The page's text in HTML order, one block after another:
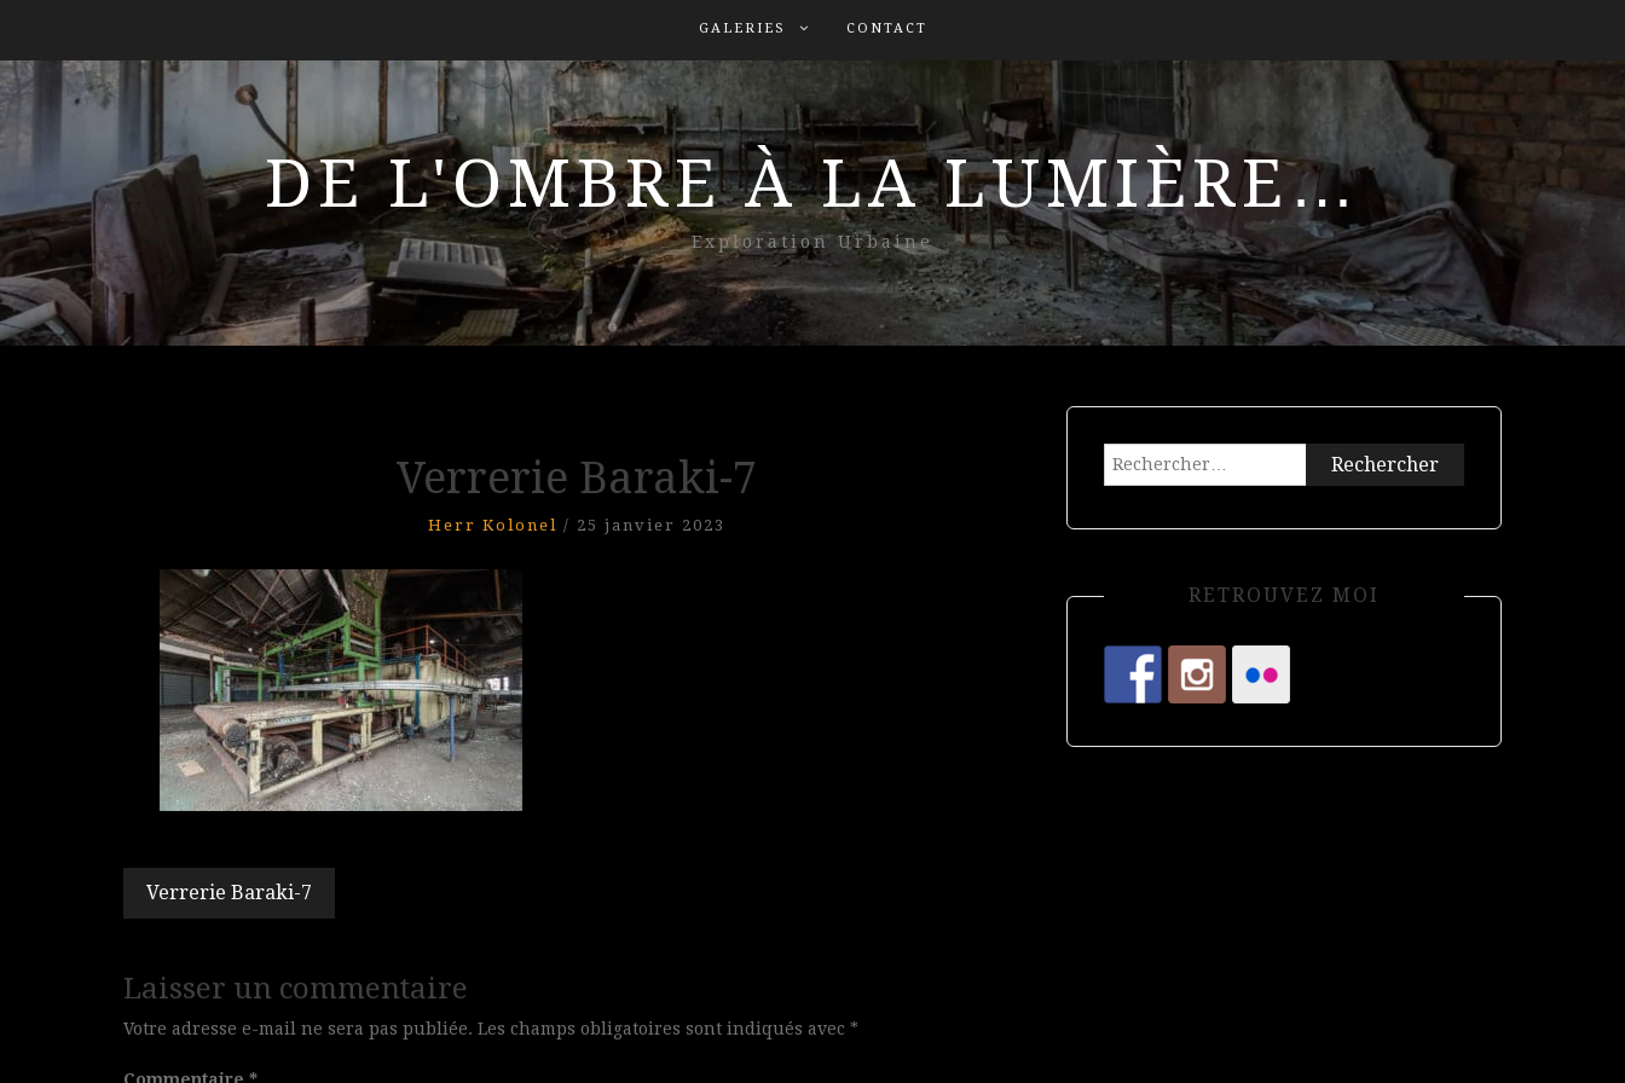
GALERIES CONTACT
DE L'OMBRE À LA LUMIÈRE…
Exploration Urbaine
Verrerie Baraki-7
Herr Kolonel / 25 janvier 2023
Navigation
de
l’article
Verrerie Baraki-7
Laisser un commentaire
Votre adresse e-mail ne sera pas publiée. Les champs obligatoires sont indiqués avec *
Rechercher :
RETROUVEZ MOI